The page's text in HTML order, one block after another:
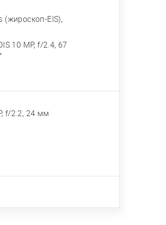
(жироскоп-EIS),
10 MP, f/2.4, 67
f/2.2, 24 мм